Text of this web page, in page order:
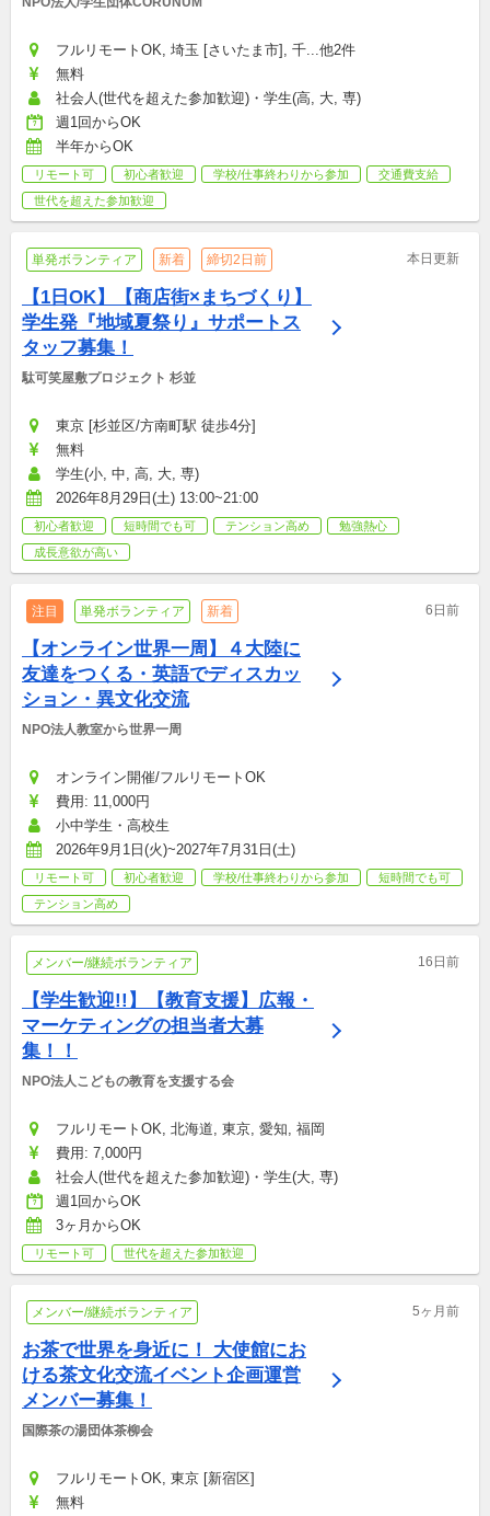
フルリモートOK, 埼玉 [さいたま市], 千...他2件
無料
社会人(世代を超えた参加歓迎)・学生(高, 大, 専)
週1回からOK
半年からOK
リモート可 初心者歓迎 学校/仕事終わりから参加
交通費支給
世代を超えた参加歓迎
単発ボランティア 新着 締切2日前 本日更新
【1日OK】【商店街×まちづくり】
学生発『地域夏祭り』サポートス
タッフ募集！
駄可笑屋敷プロジェクト 杉並
東京 [杉並区/方南町駅 徒歩4分]
無料
学生(小, 中, 高, 大, 専)
2026年8月29日(土) 13:00~21:00
初心者歓迎 短時間でも可 テンション高め
勉強熱心
成長意欲が高い
注目 単発ボランティア 新着 6日前
【オンライン世界一周】４大陸に
友達をつくる・英語でディスカッ
ション・異文化交流
NPO法人教室から世界一周
オンライン開催/フルリモートOK
費用: 11,000円
小中学生・高校生
2026年9月1日(火)~2027年7月31日(土)
リモート可 初心者歓迎 学校/仕事終わりから参加
短時間でも可
テンション高め
メンバー/継続ボランティア 16日前
【学生歓迎!!】【教育支援】広報・
マーケティングの担当者大募
集！！
NPO法人こどもの教育を支援する会
フルリモートOK, 北海道, 東京, 愛知, 福岡
費用: 7,000円
社会人(世代を超えた参加歓迎)・学生(大, 専)
週1回からOK
3ヶ月からOK
リモート可 世代を超えた参加歓迎
メンバー/継続ボランティア 5ヶ月前
お茶で世界を身近に！ 大使館にお
ける茶文化交流イベント企画運営
メンバー募集！
国際茶の湯団体茶柳会
フルリモートOK, 東京 [新宿区]
無料